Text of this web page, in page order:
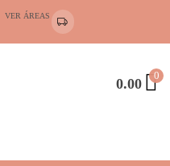
VER ÁREAS
0.00 0